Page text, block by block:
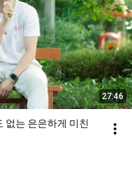
27:46
없는 은은하게 미친